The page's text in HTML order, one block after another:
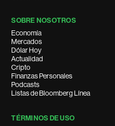
SOBRE NOSOTROS
Economía
Mercados
Dólar Hoy
Actualidad
Cripto
Finanzas Personales
Podcasts
Listas de Bloomberg Línea
TÉRMINOS DE USO